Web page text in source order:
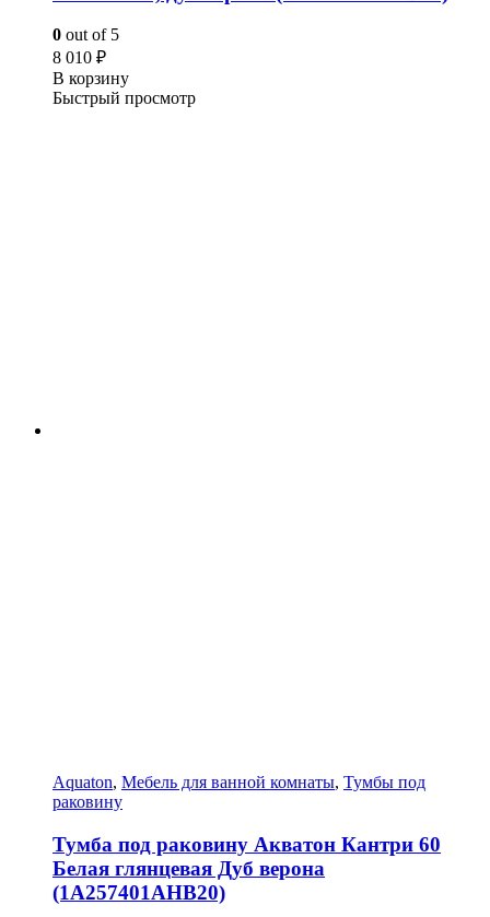
0 out of 5
8 010 ₽
В корзину
Быстрый просмотр
Aquaton, Мебель для ванной комнаты, Тумбы под
раковину
Тумба под раковину Акватон Кантри 60
Белая глянцевая Дуб верона
(1A257401AHB20)